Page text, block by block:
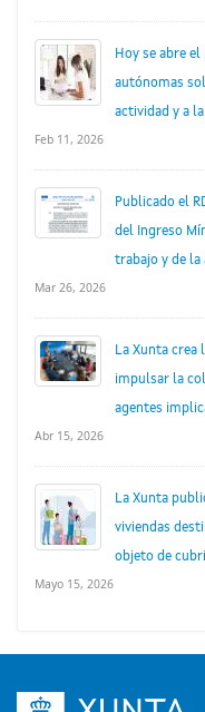
Hoy se abre
autónomas
actividad y a
Feb 11, 2026
Publicado el
del Ingreso
trabajo y de la
Mar 26, 2026
La Xunta crea
impulsar la
agentes
Abr 15, 2026
La Xunta
viviendas
objeto de
Mayo 15, 2026